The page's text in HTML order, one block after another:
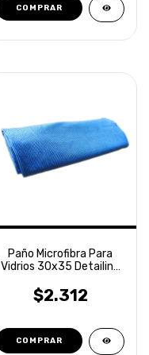
Paño Microfibra Para
Vidrios 30x35 Detailing
$2.312